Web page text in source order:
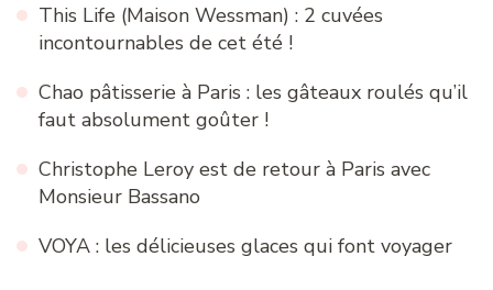
This Life (Maison Wessman) : 2 cuvées
incontournables de cet été !
Chao pâtisserie à Paris : les gâteaux roulés qu’il
faut absolument goûter !
Christophe Leroy est de retour à Paris avec
Monsieur Bassano
VOYA : les délicieuses glaces qui font voyager